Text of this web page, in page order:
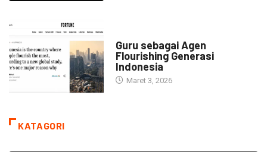
Guru sebagai Agen
Flourishing Generasi
Indonesia
Maret 3, 2026
KATAGORI